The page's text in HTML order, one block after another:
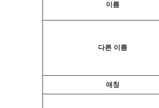
이름
다른 이름
애칭